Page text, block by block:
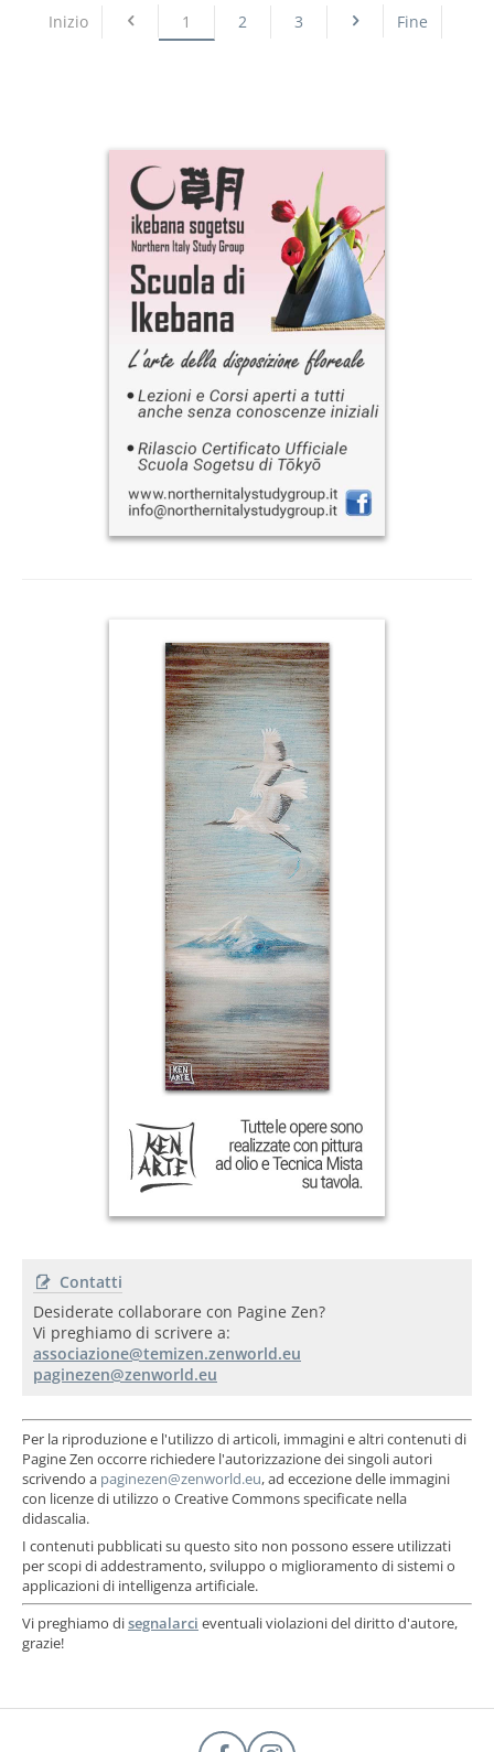
Inizio 1 2 3 Fine
Contatti
Desiderate collaborare con Pagine Zen?
Vi preghiamo di scrivere a:
Per la riproduzione e l'utilizzo di articoli, immagini e altri contenuti di
Pagine Zen occorre richiedere l'autorizzazione dei singoli autori
scrivendo a
, ad eccezione delle immagini
con licenze di utilizzo o Creative Commons specificate nella
didascalia.
I contenuti pubblicati su questo sito non possono essere utilizzati
per scopi di addestramento, sviluppo o miglioramento di sistemi o
applicazioni di intelligenza artificiale.
Vi preghiamo disegnalarci eventuali violazioni del diritto d'autore,
grazie!